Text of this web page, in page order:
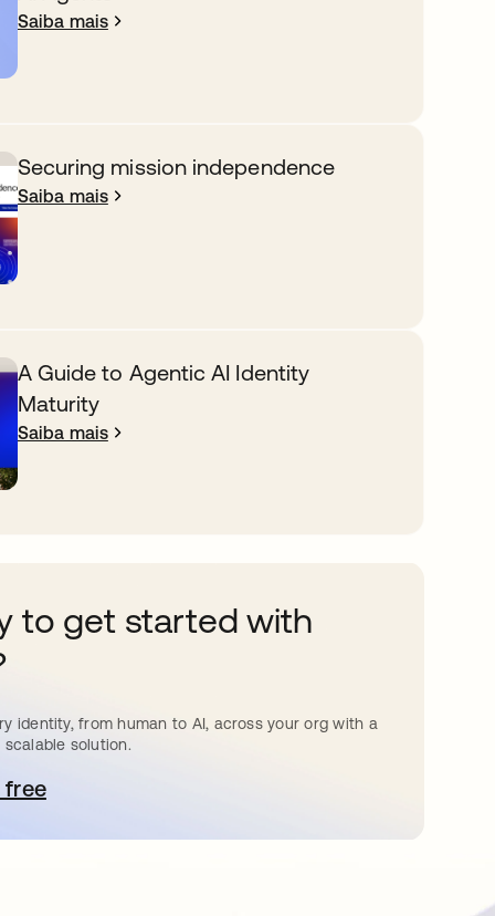
Saiba mais
Securing mission independence
Saiba mais
A Guide to Agentic AI Identity
Maturity
Saiba mais
to get started with
identity, from human to AI, across your org with a
solution.
freeem uma nova guia